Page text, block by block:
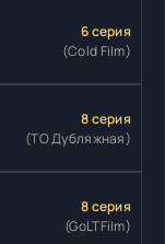
6 серия
(Cold Film)
8 серия
(ТО Дубляжная)
8 серия
(GoLTFilm)